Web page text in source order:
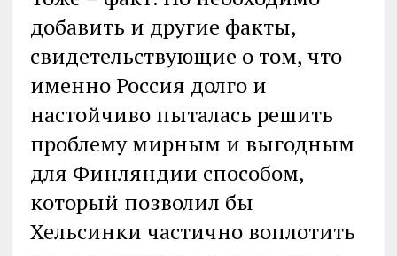
добавить и другие факты,
свидетельствующие о том, что
именно Россия долго и
настойчиво пыталась решить
проблему мирным и выгодным
для Финляндии способом,
который позволил бы
Хельсинки частично воплотить